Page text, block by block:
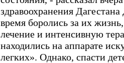
здравоохранения
время боролись за их
лечение и интенсивную
находились на аппарате
легких». Однако, спасти